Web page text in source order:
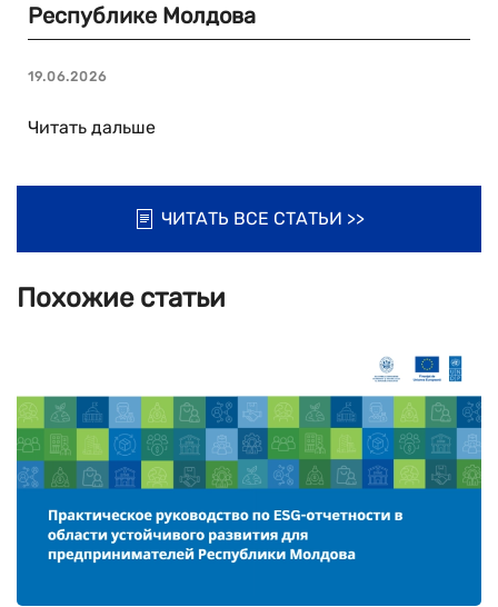
Республике Молдова
19.06.2026
Читать дальше
ЧИТАТЬ ВСЕ СТАТЬИ >>
Похожие статьи